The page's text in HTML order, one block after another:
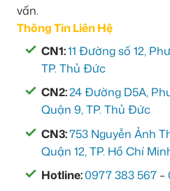
vấn.
Thông Tin Liên Hệ
CN1:11 Đường số 12,
TP. Thủ Đức
CN2:24 Đường D5A,
Quận 9, TP. Thủ Đức
CN3:753 Nguyễn Ảnh
Quận 12, TP. Hồ Chí
Hotline:0977 383 567 –